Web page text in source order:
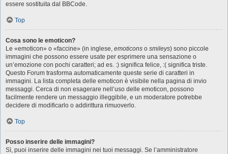
essere sostituita dal BBCode.
Top
Cosa sono le emoticon?
Le «emoticon» o «faccine» (in inglese, emoticons o smileys) sono piccole
immagini che possono essere usate per esprimere una sensazione o
un’emozione con pochi caratteri; ad es. :) significa felice, :( significa triste.
Questo Forum trasforma automaticamente queste serie di caratteri in
immagini. La lista completa delle emoticon è visibile nella pagina di invio
messaggi. Cerca di non esagerare nell’uso delle emoticon, possono
facilmente rendere un messaggio illeggibile, e un moderatore potrebbe
decidere di modificarlo o addirittura rimuoverlo.
Top
Posso inserire delle immagini?
Sì, puoi inserire delle immagini nei tuoi messaggi. Se l’amministratore